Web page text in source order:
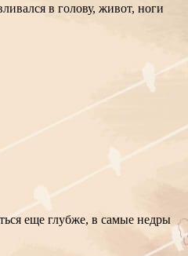
в голову, живот, ноги
еще глубже, в самые недры